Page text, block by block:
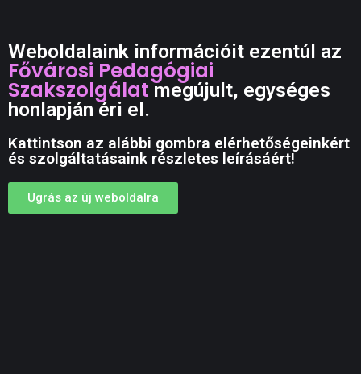
Weboldalaink információit ezentúl az
Fővárosi Pedagógiai
Szakszolgálatmegújult, egységes
honlapján éri el.
Kattintson az alábbi gombra elérhetőségeinkért
és szolgáltatásaink részletes leírásáért!
Ugrás az új weboldalra